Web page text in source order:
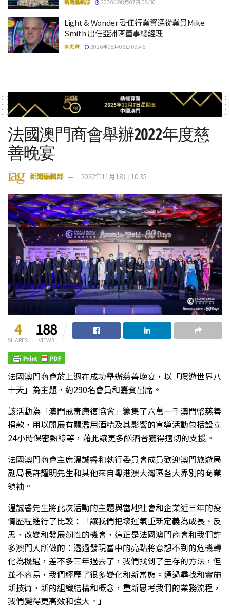
新聞編輯部 2026年08月07日 09:30
Light & Wonder 委任行業資深從業員Mike
Smith 出任亞洲區董事總經理
本思齊 2026年08月06日 09:46
法國澳門商會舉辦2022年度慈
善晚宴
新聞編輯部 2022年11月18日 10:35
4
SHARES
188
VIEWS
法國澳門商會於上週在成功舉辦慈善晚宴，以「環遊世界八
十天」為主題，約290名會員和嘉賓出席。
該活動為「澳門戒毒康復協會」籌集了六萬一千澳門幣慈善
捐款，用以開展有關濫用酒精及其影響的宣導活動包括設立
24小時保密熱線等，藉此讓更多酗酒者獲得適切的支援。
法國澳門商會主席溫誠睿和執行委員會成員歡迎澳門旅遊局
副局長許耀明先生和其他來自粵港澳大灣區各大界別的商業
領袖。
溫誠睿先生將此次活動的主題與當地社會和企業近三年的疫
情歷程進行了比較：「讓我們把壞運氣重新定義為成長、反
思、改變和發展韌性的機會，這正是法國澳門商會和我們許
多澳門人所做的：透過發現當中的亮點將意想不到的危機轉
化為機遇，差不多三年過去了，我們找到了生存的方法，但
並不容易，我們經歷了很多變化和新常態。通過尋找和實施
新技術、新的組織結構和概念，重新思考我們的業務流程，
我們變得更高效和強大。」